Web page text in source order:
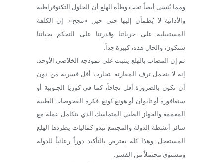
ومما يُنسى أيضاً تحت وطأة الهلع أن الحلول التكنوقراطية
والأداتية لا يُطمأن إليها حتى حين «تنجح». إن الكلفة
المستقبلية على حرياتنا وقدرتنا على التحكم بحياتنا
ستكون، والحال هذه، كبيرة جداً.
ثم إن المصاب بالهلع يتثبت على نموذجه الخلاصي الأوحد.
إنه لا يتحمل ترف المقارنة بتجارب أقل قسرية من دون
أن تكون بالضرورة أقل نجاحاً، كما في كوريا الجنوبية أو
سنغافورة أو تايوان أو هونغ كونغ. فكرة الفحوصات الطبية
المعممة والجهاز الطبي المتماسك الذي يتكامل عمله مع
سائر أنشطة الدولة والمجتمع تبدو كماليات يطردها الهلع
المستعجل. وهذا كله يفترض بالتأكيد دوراً رعائياً للدولة
ومستوى محتملاً من القسر.